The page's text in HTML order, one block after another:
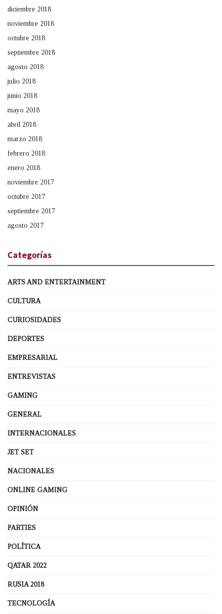
diciembre 2018
noviembre 2018
octubre 2018
septiembre 2018
agosto 2018
julio 2018
junio 2018
mayo 2018
abril 2018
marzo 2018
febrero 2018
enero 2018
noviembre 2017
octubre 2017
septiembre 2017
agosto 2017
Categorías
ARTS AND ENTERTAINMENT
CULTURA
CURIOSIDADES
DEPORTES
EMPRESARIAL
ENTREVISTAS
GAMING
GENERAL
INTERNACIONALES
JET SET
NACIONALES
ONLINE GAMING
OPINIÓN
PARTIES
POLÍTICA
QATAR 2022
RUSIA 2018
TECNOLOGÍA